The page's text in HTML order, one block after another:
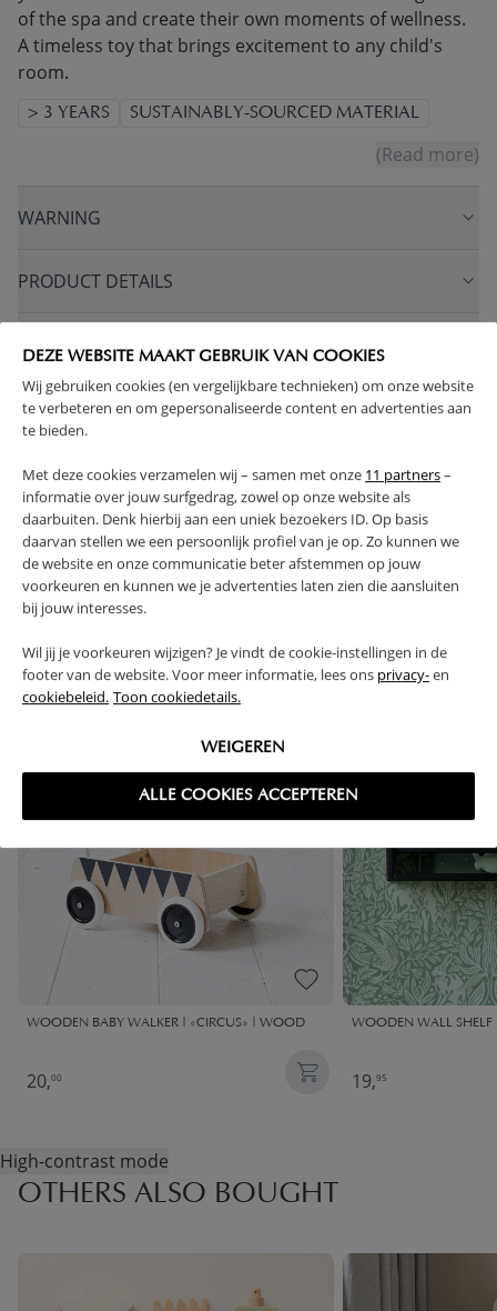
DEZE WEBSITE MAAKT GEBRUIK VAN COOKIES
Wij gebruiken cookies (en vergelijkbare technieken) om onze website
te verbeteren en om gepersonaliseerde content en advertenties aan
te bieden.
Met deze cookies verzamelen wij – samen met onze 11 partners–
informatie over jouw surfgedrag, zowel op onze website als
daarbuiten. Denk hierbij aan een uniek bezoekers ID. Op basis
daarvan stellen we een persoonlijk profiel van je op. Zo kunnen we
de website en onze communicatie beter afstemmen op jouw
voorkeuren en kunnen we je advertenties laten zien die aansluiten
bij jouw interesses.
Wil jij je voorkeuren wijzigen? Je vindt de cookie-instellingen in de
footer van de website. Voor meer informatie, lees ons privacy-en
cookiebeleid. Toon cookiedetails.
WEIGEREN
ALLE COOKIES ACCEPTEREN
of the spa and create their own moments of wellness.
A timeless toy that brings excitement to any child's
room.
> 3 YEARS SUSTAINABLY-SOURCED MATERIAL
(Read more)
WARNING
PRODUCT DETAILS
PROS AND CONS
FAQ
RETURNS
High-contrast mode
OUTLET
WOODEN BABY WALKER | «CIRCUS» | WOOD
20,00
WOODEN WALL SHELF
19,95
High-contrast mode
OTHERS ALSO BOUGHT